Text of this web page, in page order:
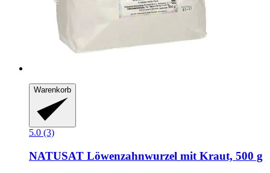
Warenkorb
5.0 (3)
NATUSAT Löwenzahnwurzel mit Kraut, 500 g